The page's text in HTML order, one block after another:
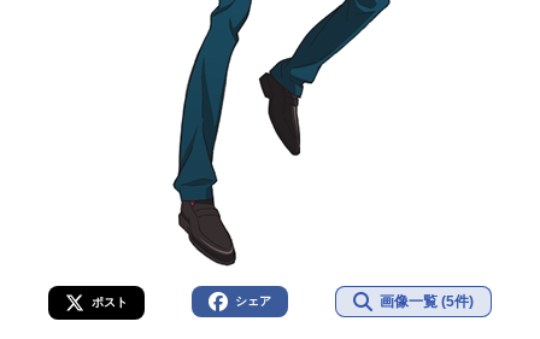
ポスト シェア 画像一覧 (5件)